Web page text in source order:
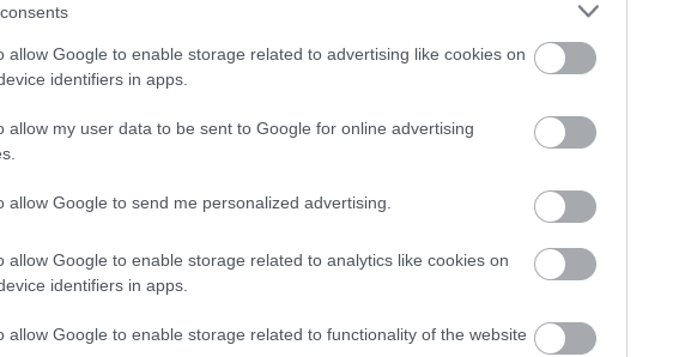
allow Google to enable storage related to advertising like cookies on
identifiers in apps.
allow my user data to be sent to Google for online advertising
allow Google to send me personalized advertising.
allow Google to enable storage related to analytics like cookies on
identifiers in apps.
allow Google to enable storage related to functionality of the website
jó barátait, így Buscemi mellett olyan színészek
Rob Schneider, Julie Bowen, Shaquille O'Neal, Tim
AHubie, a Halloween hőse október 7-től lesz
a halloween hőse #csiszolatlan gyémánt
#kevin